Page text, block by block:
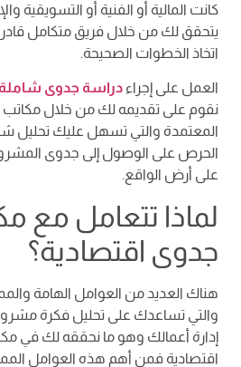
كانت المالية أو الفنية أو التسويقية
يتحقق لك من خلال فريق متكامل
اتخاذ الخطوات الصحيحة.
العمل على إجراء دراسة جدوى
نقوم على تقديمه لك من خلال مكاتب
المعتمدة والتي تسهل عليك تحليل
الحرص على الوصول إلى جدوى
على أرض الواقع.
لماذا تتعامل مع
جدوى اقتصادية؟
هناك العديد من العوامل الهامة
والتي تساعدك على تحليل فكرة
إدارة أعمالك وهو ما نحققه لك في
اقتصادية فمن أهم هذه العوامل